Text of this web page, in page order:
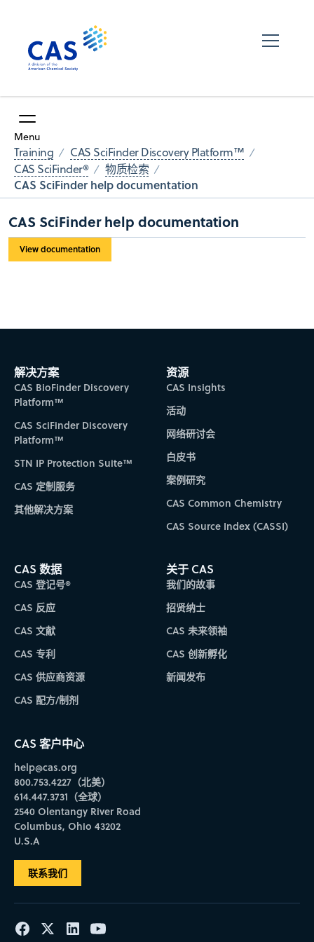
Menu
Training
CAS SciFinder Discovery Platform™
CAS SciFinder®
物质检索
CAS SciFinder help documentation
CAS SciFinder help documentation
View documentation
解决方案
CAS BioFinder Discovery
Platform™
CAS SciFinder Discovery
Platform™
STN IP Protection Suite™
CAS 定制服务
其他解决方案
资源
CAS Insights
活动
网络研讨会
白皮书
案例研究
CAS Common Chemistry
CAS Source Index (CASSI)
CAS 数据
CAS 登记号®
CAS 反应
CAS 文献
CAS 专利
CAS 供应商资源
CAS 配方/制剂
关于 CAS
我们的故事
招贤纳士
CAS 未来领袖
CAS 创新孵化
新闻发布
CAS 客户中心
help@cas.org
800.753.4227（北美）
614.447.3731（全球）
2540 Olentangy River Road
Columbus, Ohio 43202
U.S.A
联系我们